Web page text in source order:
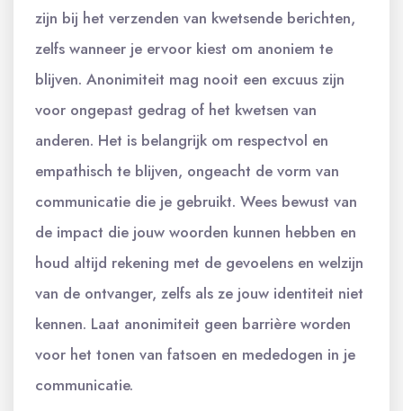
zijn bij het verzenden van kwetsende berichten,
zelfs wanneer je ervoor kiest om anoniem te
blijven. Anonimiteit mag nooit een excuus zijn
voor ongepast gedrag of het kwetsen van
anderen. Het is belangrijk om respectvol en
empathisch te blijven, ongeacht de vorm van
communicatie die je gebruikt. Wees bewust van
de impact die jouw woorden kunnen hebben en
houd altijd rekening met de gevoelens en welzijn
van de ontvanger, zelfs als ze jouw identiteit niet
kennen. Laat anonimiteit geen barrière worden
voor het tonen van fatsoen en mededogen in je
communicatie.